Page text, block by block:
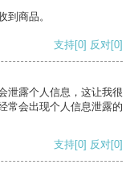
到商品。
支持[0] 反对[0]
泄露个人信息，这让我很
常会出现个人信息泄露的
支持[0] 反对[0]